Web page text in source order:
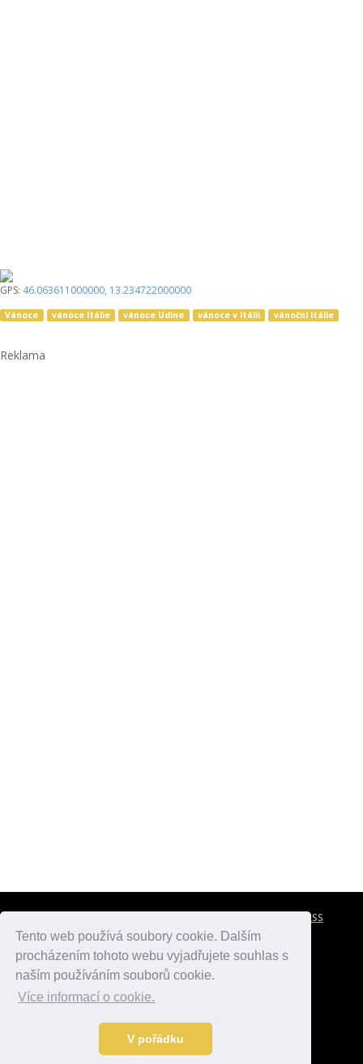
Tento web používá soubory cookie. Dalším
procházením tohoto webu vyjadřujete souhlas s
naším používáním souborů cookie.
Více informací o cookie.
V pořádku
GPS: 46.063611000000, 13.234722000000
Vánoce vánoce Itálie vánoce Udine vánoce v Itálii vánoční Itálie
Reklama
RSS
atlaspamatek.info
Data o počasí jsou přebírána z
Kontakt:mail@desperado.cz